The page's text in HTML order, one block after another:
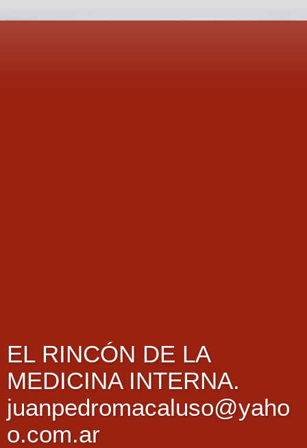
EL RINCÓN DE LA
MEDICINA INTERNA.
juanpedromacaluso@yaho
o.com.ar